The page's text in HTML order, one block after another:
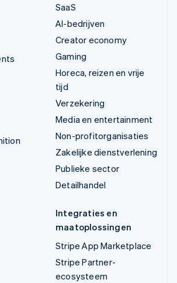
SaaS
AI-bedrijven
Creator economy
Gaming
Horeca, reizen en vrije
tijd
Verzekering
Media en entertainment
Non-profitorganisaties
Zakelijke dienstverlening
Publieke sector
Detailhandel
Integraties en
maatoplossingen
Stripe App Marketplace
Stripe Partner-
ecosysteem